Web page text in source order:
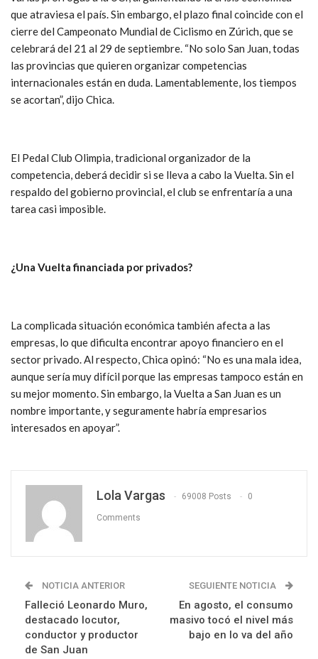
que atraviesa el país. Sin embargo, el plazo final coincide con el
cierre del Campeonato Mundial de Ciclismo en Zúrich, que se
celebrará del 21 al 29 de septiembre. “No solo San Juan, todas
las provincias que quieren organizar competencias
internacionales están en duda. Lamentablemente, los tiempos
se acortan”, dijo Chica.
El Pedal Club Olimpia, tradicional organizador de la
competencia, deberá decidir si se lleva a cabo la Vuelta. Sin el
respaldo del gobierno provincial, el club se enfrentaría a una
tarea casi imposible.
¿Una Vuelta financiada por privados?
La complicada situación económica también afecta a las
empresas, lo que dificulta encontrar apoyo financiero en el
sector privado. Al respecto, Chica opinó: “No es una mala idea,
aunque sería muy difícil porque las empresas tampoco están en
su mejor momento. Sin embargo, la Vuelta a San Juan es un
nombre importante, y seguramente habría empresarios
interesados en apoyar”.
Lola Vargas 69008 Posts 0
Comments
NOTICIA ANTERIOR
Falleció Leonardo Muro,
destacado locutor,
conductor y productor
de San Juan
SEGUIENTE NOTICIA
En agosto, el consumo
masivo tocó el nivel más
bajo en lo va del año